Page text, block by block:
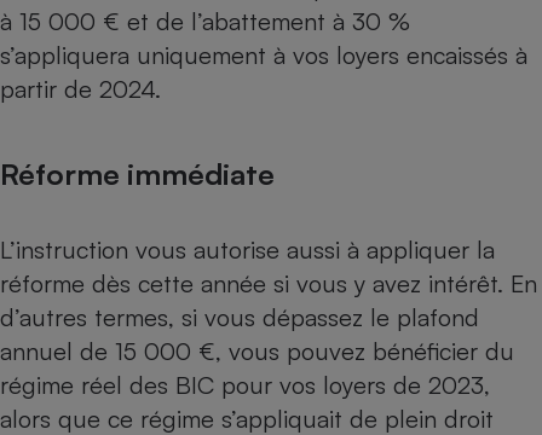
à 15 000 € et de l’abattement à 30 %
s’appliquera uniquement à vos loyers encaissés à
partir de 2024.
Réforme immédiate
L’instruction vous autorise aussi à appliquer la
réforme dès cette année si vous y avez intérêt. En
d’autres termes, si vous dépassez le plafond
annuel de 15 000 €, vous pouvez bénéficier du
régime réel des BIC pour vos loyers de 2023,
alors que ce régime s’appliquait de plein droit